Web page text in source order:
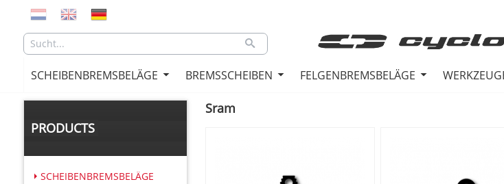
SCHEIBENBREMSBELÄGE BREMSSCHEIBEN FELGENBREMSBELÄGE
PRODUCTS
SCHEIBENBREMSBELÄGE
Sram